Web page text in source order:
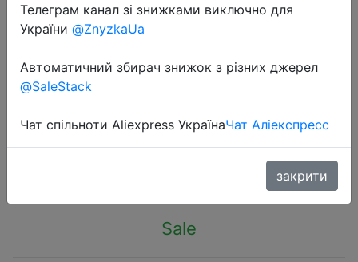
2024-11-29
Retro Portable Camping Lantern
Waterproof Emergency Light
Stepless Dimmable Hanging Tent
Sale
Телеграм канал зі знижками виключно для
України @ZnyzkaUa
Автоматичний збирач знижок з різних джерел
@SaleStack
Чат спільноти Aliexpress УкраїнаЧат Аліекспресс
закрити